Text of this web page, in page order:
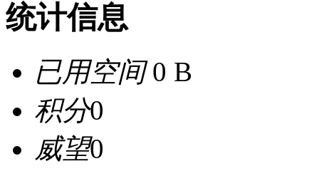
统计信息
已用空间0 B
积分0
威望0